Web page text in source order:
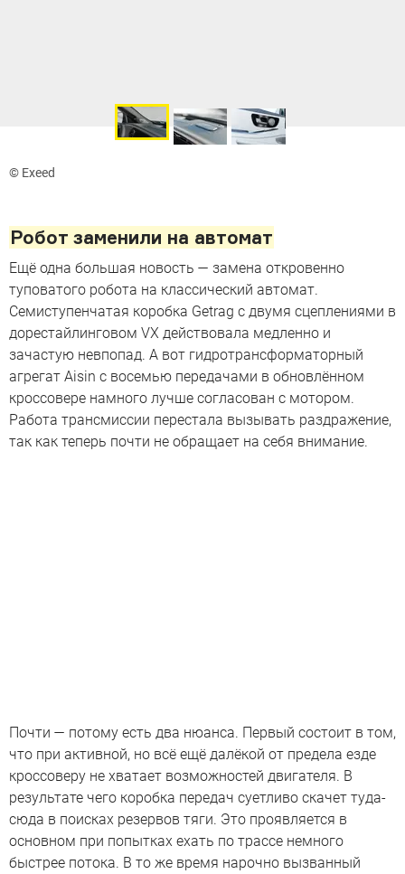
© Exeed
Робот заменили на автомат
Ещё одна большая новость — замена откровенно
туповатого робота на классический автомат.
Семиступенчатая коробка Getrag с двумя сцеплениями в
дорестайлинговом VX действовала медленно и
зачастую невпопад. А вот гидротрансформаторный
агрегат Aisin с восемью передачами в обновлённом
кроссовере намного лучше согласован с мотором.
Работа трансмиссии перестала вызывать раздражение,
так как теперь почти не обращает на себя внимание.
Почти — потому есть два нюанса. Первый состоит в том,
что при активной, но всё ещё далёкой от предела езде
кроссоверу не хватает возможностей двигателя. В
результате чего коробка передач суетливо скачет туда-
сюда в поисках резервов тяги. Это проявляется в
основном при попытках ехать по трассе немного
быстрее потока. В то же время нарочно вызванный